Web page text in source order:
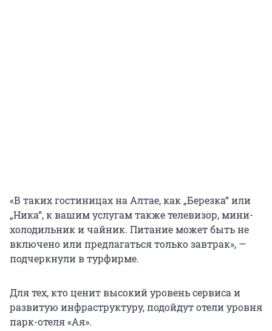
«В таких гостиницах на Алтае, как „Березка“ или
„Ника“, к вашим услугам также телевизор, мини-
холодильник и чайник. Питание может быть не
включено или предлагаться только завтрак», —
подчеркнули в турфирме.
Для тех, кто ценит высокий уровень сервиса и
развитую инфраструктуру, подойдут отели уровня
парк-отеля «Ая».